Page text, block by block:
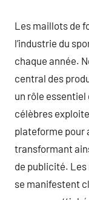
Les maillots de
l’industrie du
chaque année.
central des
un rôle
célèbres
plateforme pour
transformant
de publicité.
se manifestent